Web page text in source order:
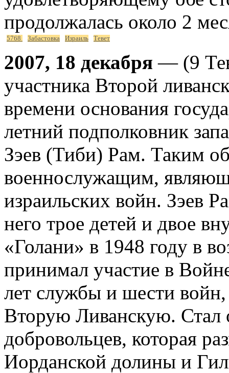
продолжалась около 2
5768 Забастовка Израиль Тевет
2007, 18 декабря — (9
участника Второй
времени основания
летний подполковник
Зэев (Тиби) Рам. Таким
военнослужащим,
израильских войн. Зэев
него трое детей и двое
«Голани» в 1948 году в
принимал участие в
лет службы и шести
Вторую Ливанскую. Стал
добровольцев, которая
Иорданской долины и